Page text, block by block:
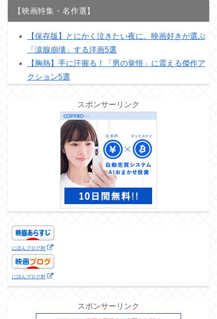
【映画特集・名作選】
【保存版】とにかく泣きたい夜に。映画好きが選ぶ
「涙腺崩壊」する洋画5選
【胸熱】手に汗握る！「男の覚悟」に震える傑作ア
クション5選
スポンサーリンク
にほんブログ村
にほんブログ村
スポンサーリンク